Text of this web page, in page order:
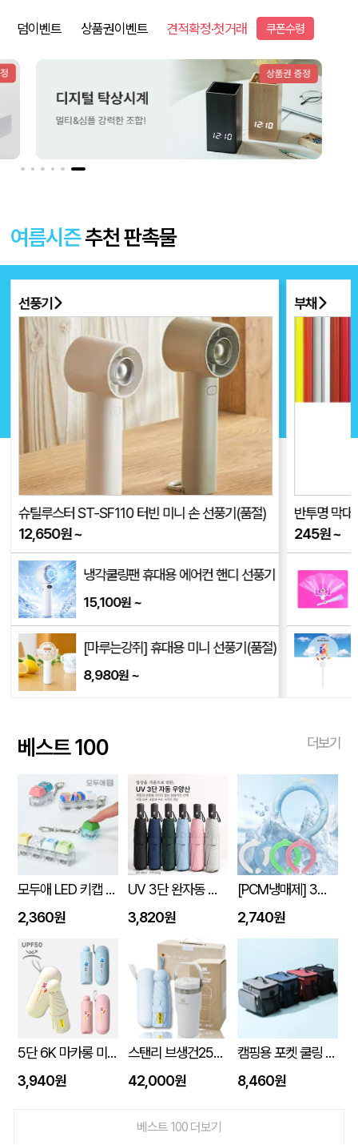
덤이벤트 상품권이벤트 견적확정·첫거래 쿠폰수령
여름시즌추천 판촉물
선풍기
슈틸루스터 ST-SF110 터빈 미니 손 선풍기(품절)
12,650원~
냉각쿨링팬 휴대용 에어컨 핸디 선풍기
15,100원~
[마루는강쥐] 휴대용 미니 선풍기(품절)
8,980원~
부채
반투명 막
245원~
베스트 100 더보기
모두애 LED 키캡 키링 굿즈
2,360원
UV 3단 완자동 양우산
3,820원
[PCM냉매제] 3세대 넥쿨러 쿨넥밴드
2,740원
5단 6K 마카롱 미니 UV 양우산
3,940원
스탠리 브생건250호(스탠리 아이스플로우 플립591ml+5단 6K UV암막양우산 파우치포함)
42,000원
캠핑용 포켓 쿨링 300D PEVA 보냉 쿨링 방수백
8,460원
베스트 100 더보기